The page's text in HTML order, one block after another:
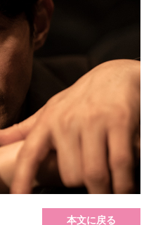
本文に戻る